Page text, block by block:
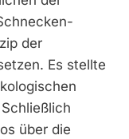
der
Es stellte
über die